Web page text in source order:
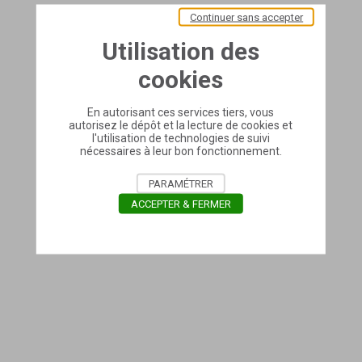
Utilisation des
cookies
En autorisant ces services tiers, vous
autorisez le dépôt et la lecture de cookies et
l'utilisation de technologies de suivi
nécessaires à leur bon fonctionnement.
Continuer sans accepter
PARAMÉTRER
ACCEPTER & FERMER